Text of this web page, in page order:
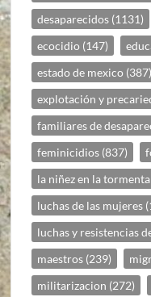
desaparecidos (1131)
ecocidio (147)
estado de mexico (387)
explotación y
familiares de
feminicidios (837)
la niñez en la tormenta
luchas de las mujeres
luchas y resistencias
maestros (239)
militarizacion (272)